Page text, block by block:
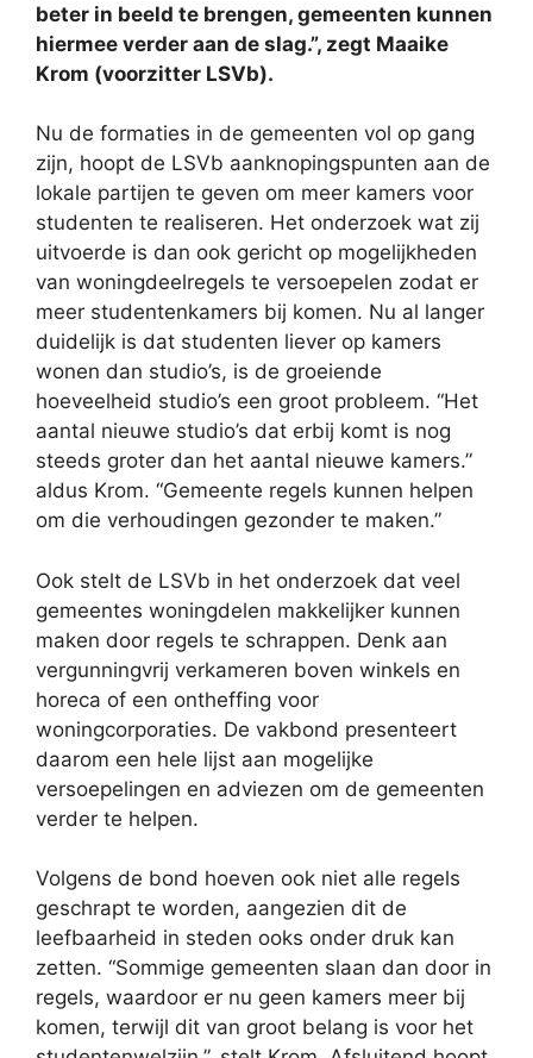
beter in beeld te brengen, gemeenten kunnen
hiermee verder aan de slag.”, zegt Maaike
Krom (voorzitter LSVb).
Nu de formaties in de gemeenten vol op gang
zijn, hoopt de LSVb aanknopingspunten aan de
lokale partijen te geven om meer kamers voor
studenten te realiseren. Het onderzoek wat zij
uitvoerde is dan ook gericht op mogelijkheden
van woningdeelregels te versoepelen zodat er
meer studentenkamers bij komen. Nu al langer
duidelijk is dat studenten liever op kamers
wonen dan studio’s, is de groeiende
hoeveelheid studio’s een groot probleem. “Het
aantal nieuwe studio’s dat erbij komt is nog
steeds groter dan het aantal nieuwe kamers.”
aldus Krom. “Gemeente regels kunnen helpen
om die verhoudingen gezonder te maken.”
Ook stelt de LSVb in het onderzoek dat veel
gemeentes woningdelen makkelijker kunnen
maken door regels te schrappen. Denk aan
vergunningvrij verkameren boven winkels en
horeca of een ontheffing voor
woningcorporaties. De vakbond presenteert
daarom een hele lijst aan mogelijke
versoepelingen en adviezen om de gemeenten
verder te helpen.
Volgens de bond hoeven ook niet alle regels
geschrapt te worden, aangezien dit de
leefbaarheid in steden ooks onder druk kan
zetten. “Sommige gemeenten slaan dan door in
regels, waardoor er nu geen kamers meer bij
komen, terwijl dit van groot belang is voor het